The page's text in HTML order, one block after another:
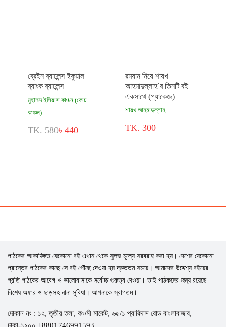
ব্রেইন ব্যালেন্স ইকুয়াল
ব্যাংক ব্যালেন্স
মুহাম্মদ ইলিয়াস কাঞ্চন (কোচ
কাঞ্চন)
TK. 580৳ 440
রমযান নিয়ে শায়খ
আহমাদুল্লাহ`র তিনটি বই
একসাথে (প্যাকেজ)
শায়খ আহমাদুল্লাহ
TK. 300
পাঠকের আকাঙ্ক্ষিত যেকোনো বই এখান থেকে সুলভ মূল্যে সরবরাহ করা হয়। দেশের যেকোনো
প্রান্তের পাঠকের কাছে সে বই পৌঁছে দেওয়া হয় দ্রুততম সময়ে। আমাদের উদ্দেশ্য বইয়ের
প্রতি পাঠকের আবেগ ও ভালোবাসাকে সর্বোচ্চ গুরুত্ব দেওয়া। তাই পাঠকদের জন্য রয়েছে
বিশেষ অফার ও ছাড়সহ নানা সুবিধা। আপনাকে স্বাগতম।
দোকান নং : ১২, তৃতীয় তলা, কওমী মার্কেট, ৬৫/১ প্যারিদাস রোড বাংলাবাজার,
ঢাকা-১১০০ +8801746991593